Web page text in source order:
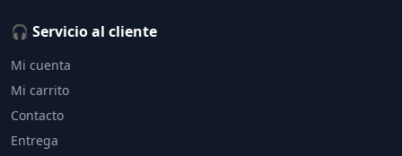
🎧 Servicio al cliente
Mi cuenta
Mi carrito
Contacto
Entrega